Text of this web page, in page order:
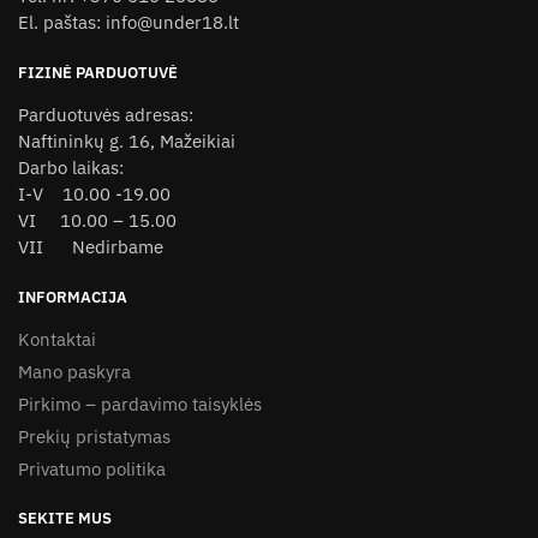
on
the
product
El. paštas: info@under18.lt
FIZINĖ PARDUOTUVĖ
Parduotuvės adresas:
Naftininkų g. 16, Mažeikiai
Darbo laikas:
I-V 10.00 -19.00
VI 10.00 – 15.00
VII Nedirbame
INFORMACIJA
Kontaktai
Mano paskyra
Pirkimo – pardavimo taisyklės
Prekių pristatymas
Privatumo politika
SEKITE MUS